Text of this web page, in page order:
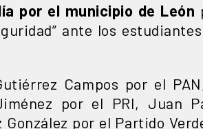
por el municipio de León
ante los
Campos por el
por el PRI, Juan
González por el Partido